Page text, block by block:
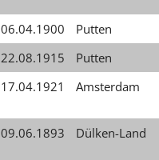
06.04.1900
Putten
22.08.1915
Putten
17.04.1921 Amsterdam
09.06.1893 Dülken-Land